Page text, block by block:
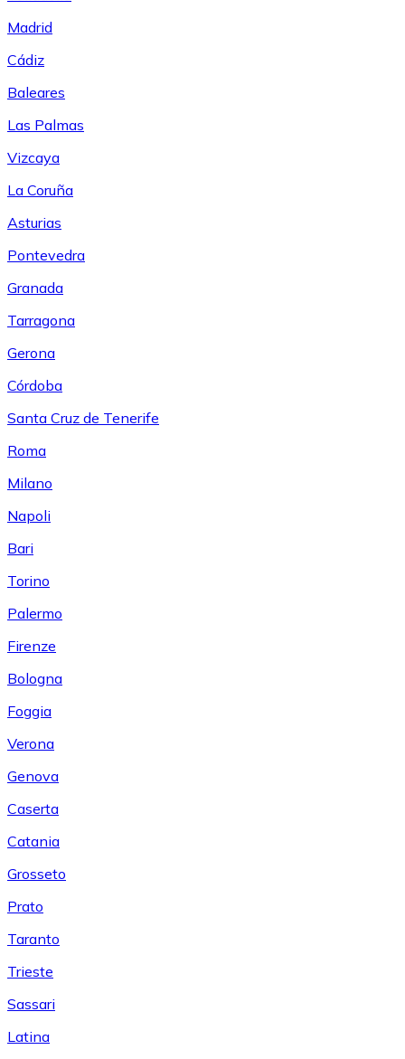
Madrid
Cádiz
Baleares
Las Palmas
Vizcaya
La Coruña
Asturias
Pontevedra
Granada
Tarragona
Gerona
Córdoba
Santa Cruz de Tenerife
Roma
Milano
Napoli
Bari
Torino
Palermo
Firenze
Bologna
Foggia
Verona
Genova
Caserta
Catania
Grosseto
Prato
Taranto
Trieste
Sassari
Latina